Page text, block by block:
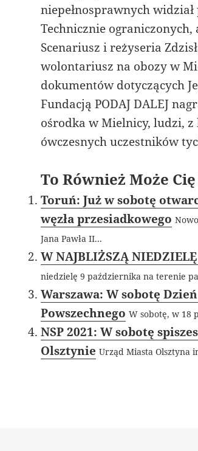
niepełnosprawnych
Technicznie
Scenariusz i reżyseria
wolontariusz na obozy w
dokumentów dotyczących
Fundacją PODAJ DALEJ
ośrodka w Mielnicy, ludzi, z
ówczesnych uczestników
To Również Może
Toruń: Już w sobotę
węzła przesiadkowego
Jana Pawła II...
W NAJBLIŻSZĄ
niedzielę 9 października na terenie
Warszawa: W sobotę
Powszechnego W sobotę, w 18
NSP 2021: W sobotę
Olsztynie Urząd Miasta Olsztyna